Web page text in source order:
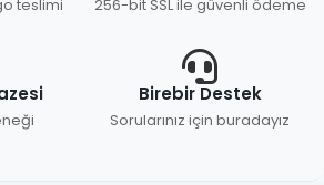
teslimi 256-bit SSL ile güvenli ödeme
Birebir Destek
Sorularınız için buradayız